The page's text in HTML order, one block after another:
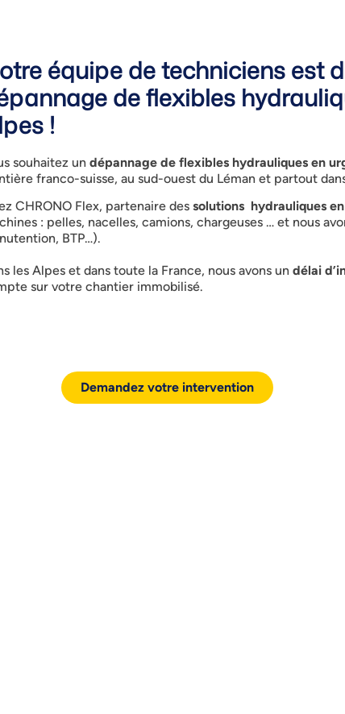
équipe de techniciens est
de flexibles
!
souhaitez un dépannage de flexibles hydrauliques en
franco-suisse, au sud-ouest du Léman et partout
CHRONO Flex, partenaire des solutions hydrauliques
: pelles, nacelles, camions, chargeuses … et nous
BTP…).
les Alpes et dans toute la France, nous avons un délai
sur votre chantier immobilisé.
Demandez votre intervention